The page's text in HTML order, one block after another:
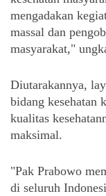
mengadakan
massal dan
masyarakat,"
Diutarakannya,
bidang kesehatan
kualitas
maksimal.
"Pak Prabowo
di seluruh